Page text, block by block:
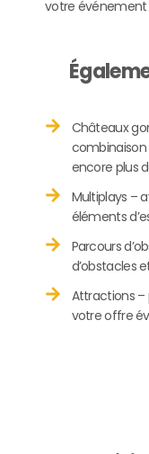
votre événement
Châteaux
combinaison
encore plus
Multiplays –
éléments
Parcours
d’obstacles
Attractions –
votre offre